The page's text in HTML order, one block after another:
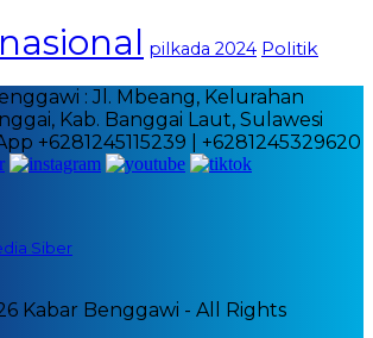
nasional pilkada 2024 Politik
: Jl. Mbeang, Kelurahan
Kab. Banggai Laut, Sulawesi
+6281245115239 | +6281245329620
Siber
Kabar Benggawi - All Rights